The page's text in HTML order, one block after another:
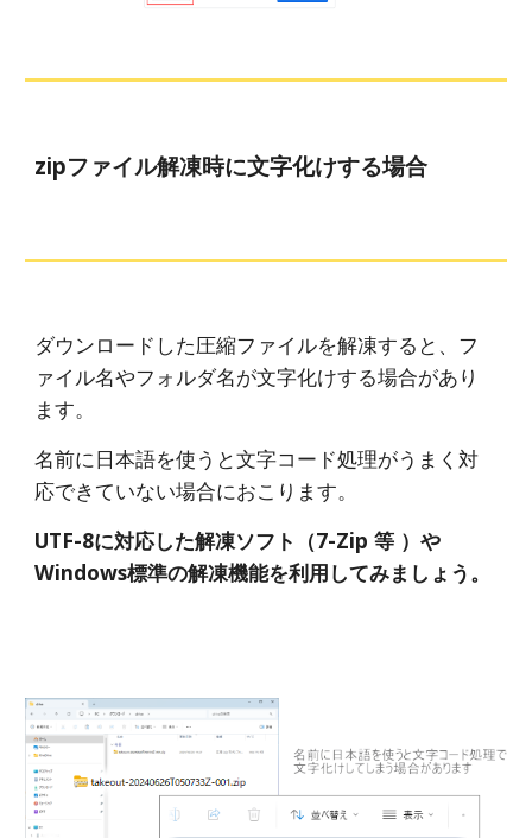
zipファイル解凍時に文字化けする場合
ダウンロードした圧縮ファイルを解凍すると、フ
ァイル名やフォルダ名が文字化けする場合があり
ます。
名前に日本語を使うと文字コード処理がうまく対
応できていない場合におこります。
UTF-8に対応した解凍ソフト（7-Zip 等 ）や
Windows標準の解凍機能を利用してみましょう。